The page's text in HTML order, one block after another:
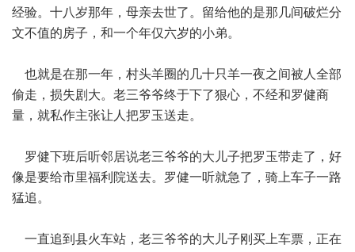
经验。十八岁那年，母亲去世了。留给他的是那几间破烂分
文不值的房子，和一个年仅六岁的小弟。
也就是在那一年，村头羊圈的几十只羊一夜之间被人全部
偷走，损失剧大。老三爷爷终于下了狠心，不经和罗健商
量，就私作主张让人把罗玉送走。
罗健下班后听邻居说老三爷爷的大儿子把罗玉带走了，好
像是要给市里福利院送去。罗健一听就急了，骑上车子一路
猛追。
一直追到县火车站，老三爷爷的大儿子刚买上车票，正在